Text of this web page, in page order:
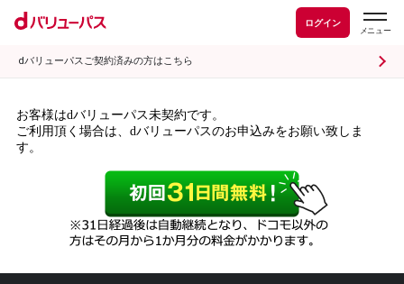
ログイン
dバリューパスご契約済みの方はこちら
お客様はdバリューパス未契約です。
ご利用頂く場合は、dバリューパスのお申込みをお願い致しま
す。